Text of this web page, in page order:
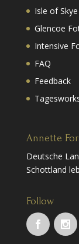
Isle of
Glencoe
Intensive
FAQ
Feedback
Annette
Deutsche
Schottland
Follow